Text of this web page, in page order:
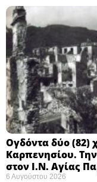
Ογδόντα δύο (82)
Καρπενησίου.
στον Ι.Ν. Αγίας
6 Αυγούστου 2026